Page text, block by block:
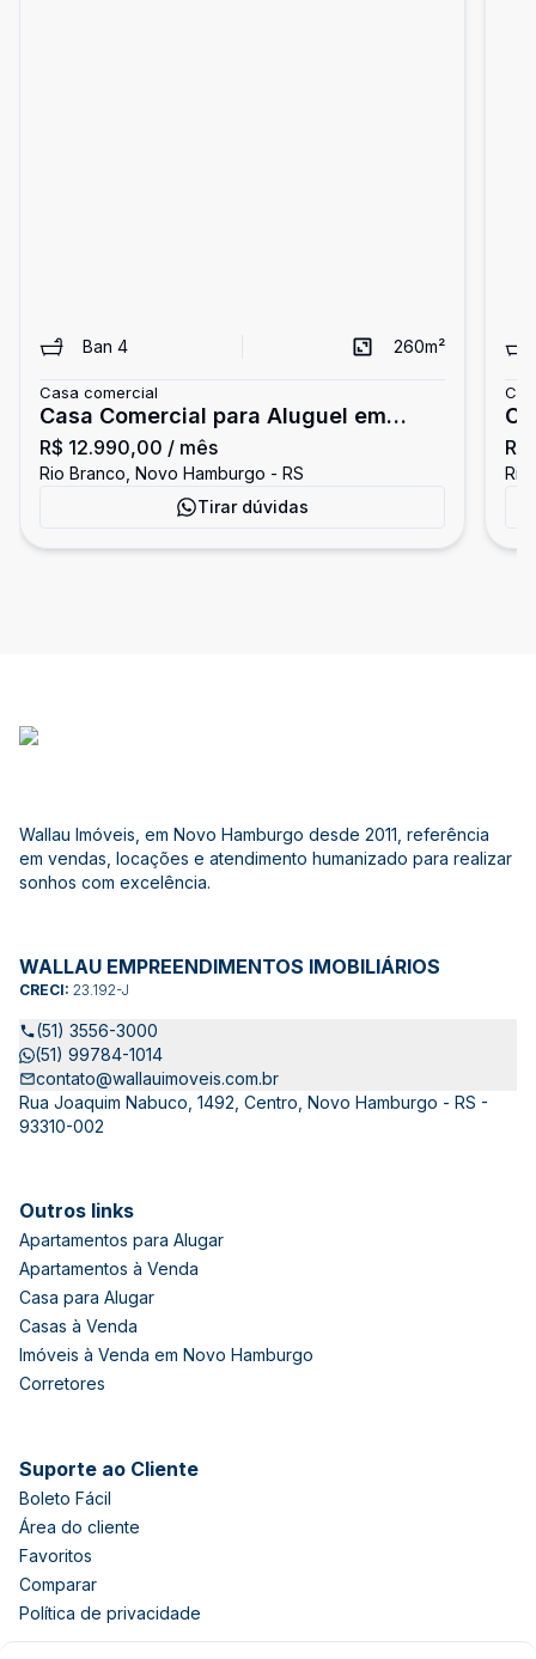
Ban 4 260m²
Casa comercial
Casa Comercial para Aluguel em
Novo Hamburgo
R$ 12.990,00 / mês
Rio Branco, Novo Hamburgo - RS
Tirar dúvidas
Rio
Wallau Imóveis, em Novo Hamburgo desde 2011, referência
em vendas, locações e atendimento humanizado para realizar
sonhos com excelência.
WALLAU EMPREENDIMENTOS IMOBILIÁRIOS
CRECI: 23.192-J
(51) 3556-3000
(51) 99784-1014
contato@wallauimoveis.com.br
Rua Joaquim Nabuco, 1492, Centro, Novo Hamburgo - RS -
93310-002
Outros links
Apartamentos para Alugar
Apartamentos à Venda
Casa para Alugar
Casas à Venda
Imóveis à Venda em Novo Hamburgo
Corretores
Suporte ao Cliente
Boleto Fácil
Área do cliente
Favoritos
Comparar
Política de privacidade